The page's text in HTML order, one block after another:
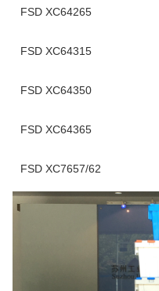
FSD XC64265
FSD XC64315
FSD XC64350
FSD XC64365
FSD XC7657/62